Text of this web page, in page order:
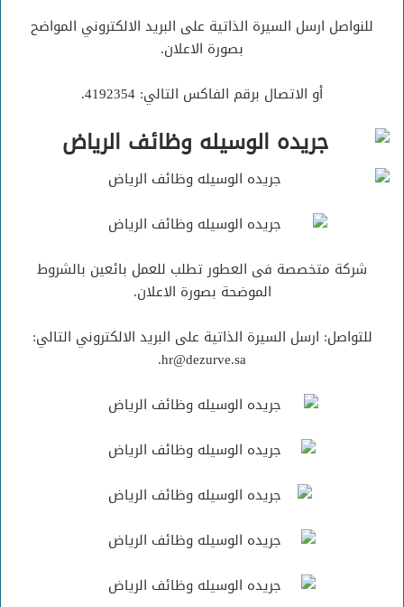
للنواصل ارسل السيرة الذاتية على البريد الالكتروني المواضح
بصورة الاعلان.
أو الاتصال برقم الفاكس التالي: 4192354.
شركة متخصصة فى العطور تطلب للعمل بائعين بالشروط
الموضحة بصورة الاعلان.
للتواصل: ارسل السيرة الذاتية على البريد الالكتروني التالي:
hr@dezurve.sa.